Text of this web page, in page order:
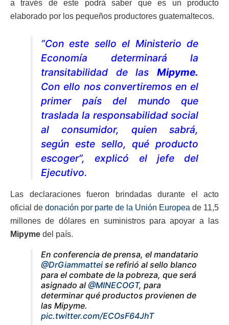
a través de este podrá saber que es un producto
elaborado por los pequeños productores guatemaltecos.
“Con este sello el Ministerio de
Economía determinará la
transitabilidad de las Mipyme.
Con ello nos convertiremos en el
primer país del mundo que
traslada la responsabilidad social
al consumidor, quien sabrá,
según este sello, qué producto
escoger”, explicó el jefe del
Ejecutivo.
Las declaraciones fueron brindadas durante el acto
oficial de donación por parte de la Unión Europea de 11,5
millones de dólares en suministros para apoyar a las
Mipyme del país.
En conferencia de prensa, el mandatario
@DrGiammattei se refirió al sello blanco
para el combate de la pobreza, que será
asignado al @MINECOGT, para
determinar qué productos provienen de
las Mipyme.
pic.twitter.com/ECOsF64JhT